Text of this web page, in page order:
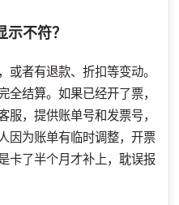
不符？
或者有退款、折扣等变动。
全结算。如果已经开了票，
服，提供账单号和发票号，
因为账单有临时调整，开票
卡了半个月才补上，耽误报